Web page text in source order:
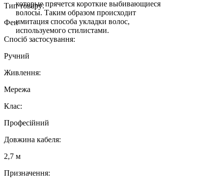
которые прячется короткие выбивающиеся
волосы. Таким образом происходит
имитация способа укладки волос,
используемого стилистами.
Тип товару:
Фен
Спосіб застосування:
Ручний
Живлення:
Мережа
Клас:
Професійний
Довжина кабеля:
2,7 м
Призначення: